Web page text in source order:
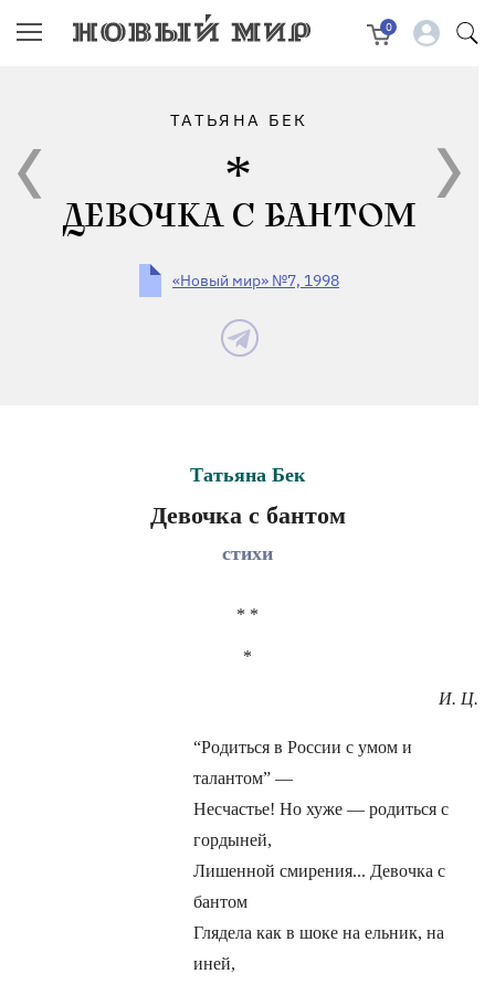
0
ТАТЬЯНА БЕК
ДЕВОЧКА С БАНТОМ
«Новый мир» №7, 1998
Татьяна Бек
Девочка с бантом
стихи
* *
*
И. Ц.
“Родиться в России с умом и
талантом” —
Несчастье! Но хуже — родиться с
гордыней,
Лишенной смирения... Девочка с
бантом
Глядела как в шоке на ельник, на
иней,